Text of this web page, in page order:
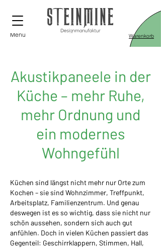
Warenkorb
Menü
Akustikpaneele in der
Küche – mehr Ruhe,
mehr Ordnung und
ein modernes
Wohngefühl
Küchen sind längst nicht mehr nur Orte zum
Kochen – sie sind Wohnzimmer, Treffpunkt,
Arbeitsplatz, Familienzentrum. Und genau
deswegen ist es so wichtig, dass sie nicht nur
schön aussehen, sondern sich auch gut
anfühlen. Doch in vielen Küchen passiert das
Gegenteil: Geschirrklappern, Stimmen, Hall,